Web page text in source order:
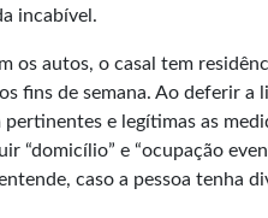
incabível.
os autos, o casal tem
fins de semana. Ao deferir a
pertinentes e legítimas as
“domicílio” e “ocupação
caso a pessoa tenha